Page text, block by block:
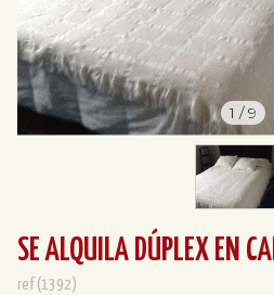
1 /9
SE ALQUILA DÚPLEX EN
ref(1392)